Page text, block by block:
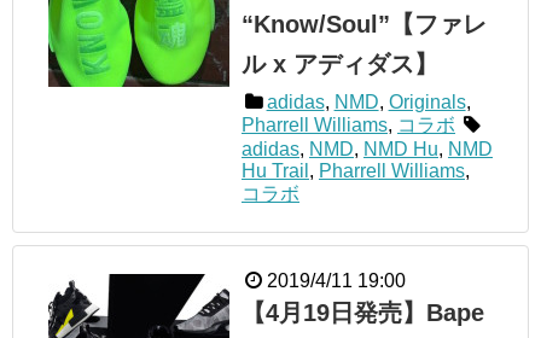
“Know/Soul”【ファレ
ル x アディダス】
adidas, NMD, Originals,
Pharrell Williams, コラボ
adidas, NMD, NMD Hu, NMD
Hu Trail , Pharrell Williams,
コラボ
2019/4/11 19:00
【4月19日発売】Bape